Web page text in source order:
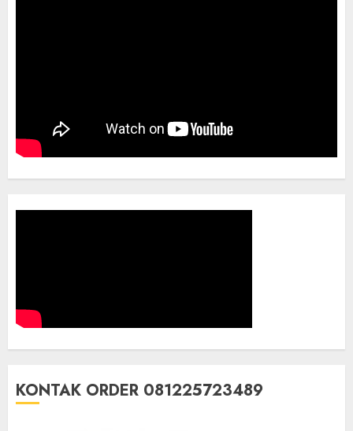
KONTAK ORDER 081225723489